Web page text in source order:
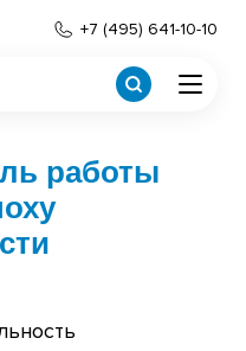
+7 (495) 641-10-10
работы